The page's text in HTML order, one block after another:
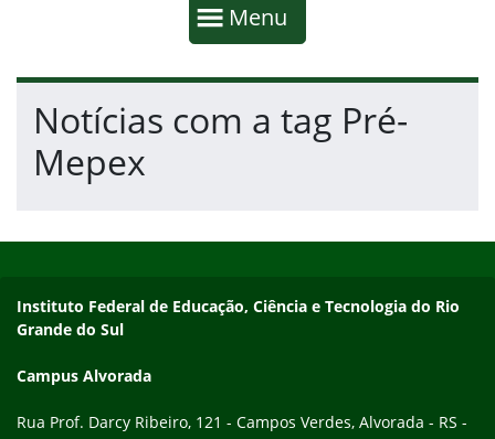
Mostrar
Menu
Fim da navegação
Início do conteúdo
Notícias com a tag Pré-
Mepex
Endereço
Instituto Federal de Educação, Ciência e Tecnologia do Rio
Grande do Sul
Campus Alvorada
Rua Prof. Darcy Ribeiro, 121 - Campos Verdes, Alvorada - RS -